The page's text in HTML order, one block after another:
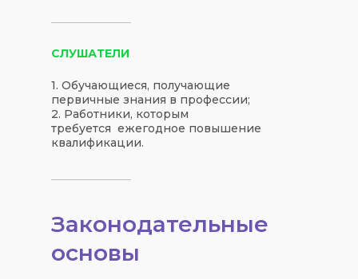
СЛУШАТЕЛИ
1. Обучающиеся, получающие
первичные знания в профессии;
2. Работники, которым
требуется ежегодное повышение
квалификации.
Законодательные
основы